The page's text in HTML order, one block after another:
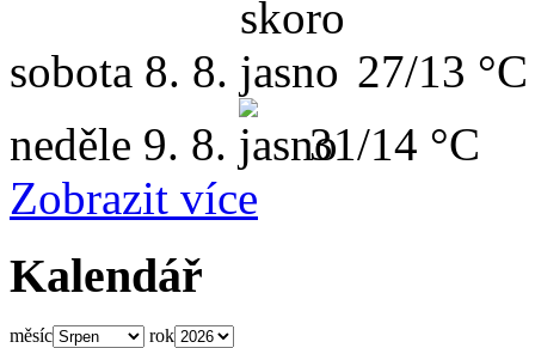
sobota 8. 8.
27/13 °C
neděle 9. 8.
31/14 °C
Zobrazit více
Kalendář
měsíc rok